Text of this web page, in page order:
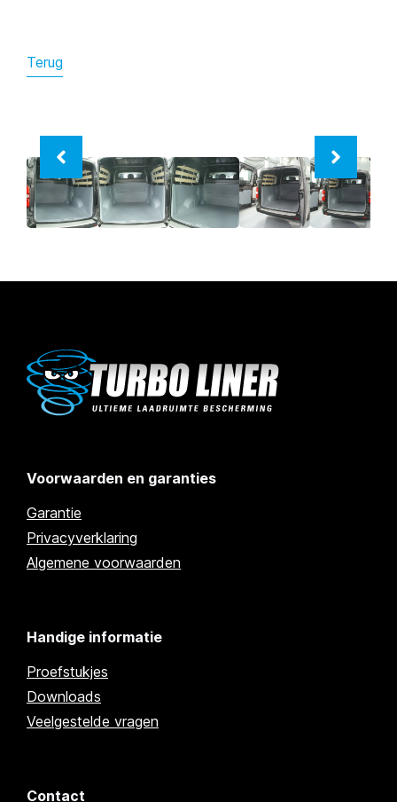
Terug
Voorwaarden en garanties
Garantie
Privacyverklaring
Algemene voorwaarden
Handige informatie
Proefstukjes
Downloads
Veelgestelde vragen
Contact